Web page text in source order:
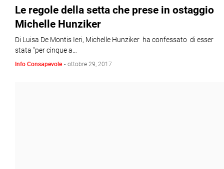
Le regole della setta che prese in ostaggio
Michelle Hunziker
Di Luisa De Montis Ieri, Michelle Hunziker ha confessato di esser
stata "per cinque a…
Info Consapevole - ottobre 29, 2017